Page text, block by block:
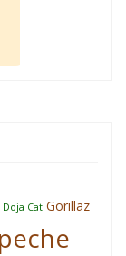
Doja Cat Gorillaz